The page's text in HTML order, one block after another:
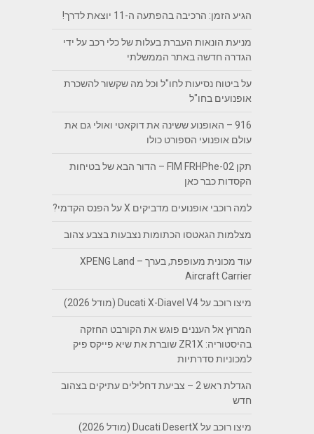
הגיע הזמן: הרכיבה בהפתעה ה-11 יוצאת לדרך!
מניעת הונאות העברת בעלות של כלי רכב על ידי
הגדרה חדשה באתר הממשלתי
על ביטוח נסיעות לחו"ל וכל מה שקשור להשכרת
אופנועים בחו"ל
916 – האופנוע ששינה את דוקאטי ואולי גם את
עולם אופנועי הספורט כולו
תקן FIM FRHPhe-02 – הדור הבא של בטיחות
הקסדות כבר כאן
למה רוכבי אופנועים מדביקים X על הפנס הקדמי?
מצלמות הגאטסו הכתומות נצבעות בצבע צהוב
עוד מכונית מעופפת, בערך – XPENG Land
Aircraft Carrier
מיצו רוכב על Ducati X-Diavel V4 (מודל 2026)
המרוץ אל העננים פוגש את הקורבט החזקה
בהיסטוריה: ZR1X שוברת את שיא פייקס פיק
למכוניות סדרתיות
הגדלת ראש 2 – צביעת דחלילים עתיקים בצהוב
חדש
מיצו רוכב על Ducati DesertX (מודל 2026)